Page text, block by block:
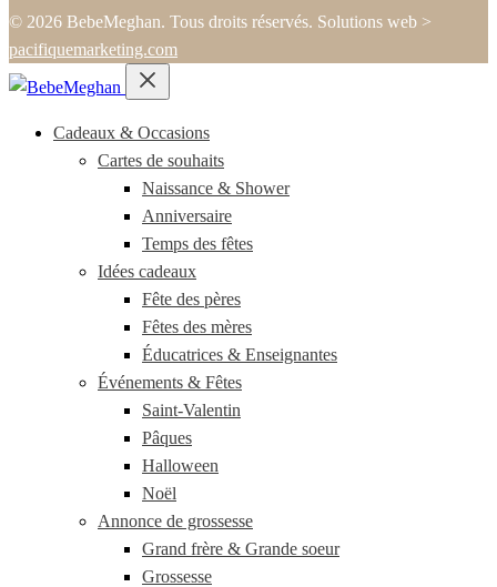
© 2026 BebeMeghan. Tous droits réservés. Solutions web >
pacifiquemarketing.com
Cadeaux & Occasions
Cartes de souhaits
Naissance & Shower
Anniversaire
Temps des fêtes
Idées cadeaux
Fête des pères
Fêtes des mères
Éducatrices & Enseignantes
Événements & Fêtes
Saint-Valentin
Pâques
Halloween
Noël
Annonce de grossesse
Grand frère & Grande soeur
Grossesse